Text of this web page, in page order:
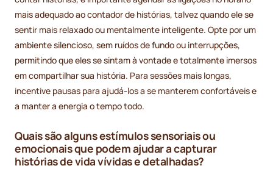
mais adequado ao contador de histórias, talvez quando ele se
sentir mais relaxado ou mentalmente inteligente. Opte por um
ambiente silencioso, sem ruídos de fundo ou interrupções,
permitindo que eles se sintam à vontade e totalmente imersos
em compartilhar sua história. Para sessões mais longas,
incentive pausas para ajudá-los a se manterem confortáveis e
a manter a energia o tempo todo.
Quais são alguns estímulos sensoriais ou
emocionais que podem ajudar a capturar
histórias de vida vívidas e detalhadas?